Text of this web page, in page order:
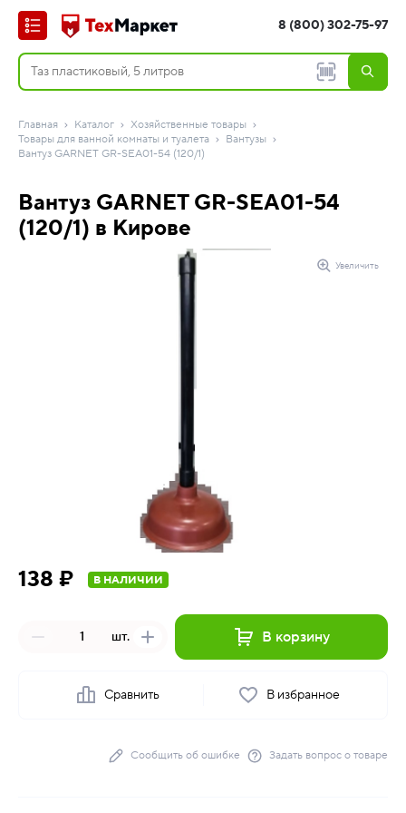
8 (800) 302-75-97
Главная Каталог
Хозяйственные товары
Товары для ванной комнаты и туалета
Вантузы
Вантуз GARNET GR-SEA01-54 (120/1)
Вантуз GARNET GR-SEA01-54
(120/1) в Кирове
Увеличить
138 ₽ В НАЛИЧИИ
шт. В корзину
Сравнить В избранное
Сообщить об ошибке Задать вопрос о товаре